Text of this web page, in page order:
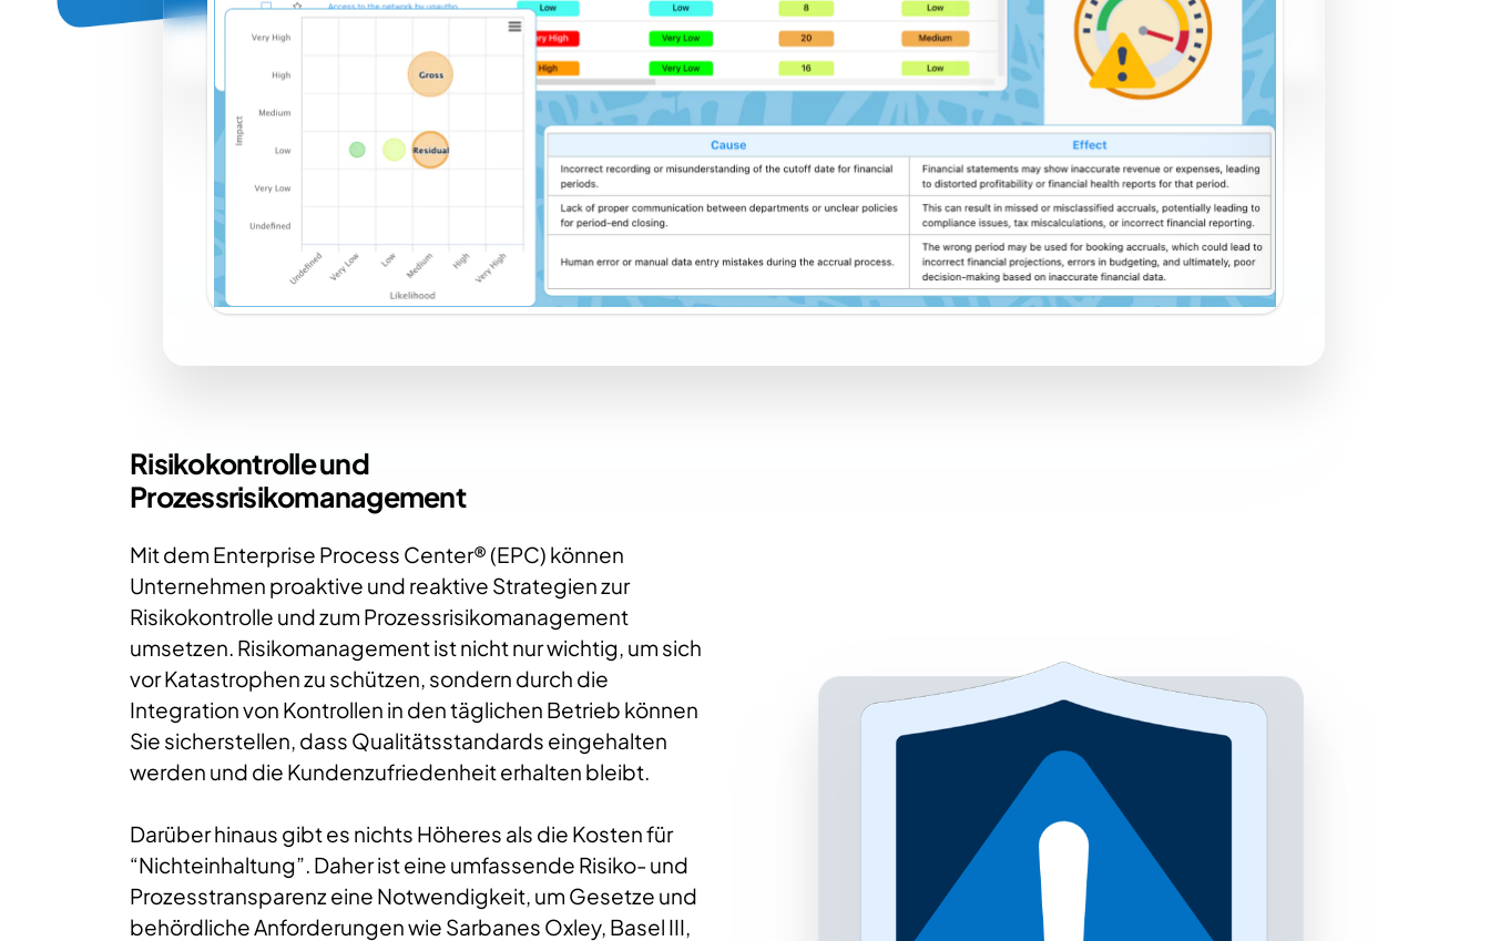
Risikokontrolle und
Prozessrisikomanagement
Mit dem Enterprise Process Center® (EPC) können
Unternehmen proaktive und reaktive Strategien zur
Risikokontrolle und zum Prozessrisikomanagement
umsetzen. Risikomanagement ist nicht nur wichtig, um sich
vor Katastrophen zu schützen, sondern durch die
Integration von Kontrollen in den täglichen Betrieb können
Sie sicherstellen, dass Qualitätsstandards eingehalten
werden und die Kundenzufriedenheit erhalten bleibt.
Darüber hinaus gibt es nichts Höheres als die Kosten für
“Nichteinhaltung”. Daher ist eine umfassende Risiko- und
Prozesstransparenz eine Notwendigkeit, um Gesetze und
behördliche Anforderungen wie Sarbanes Oxley, Basel III,